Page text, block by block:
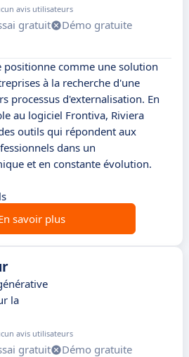
avis utilisateurs
gratuit
Démo gratuite
positionne comme une solution
à la recherche d'une
processus d'externalisation. En
au logiciel Frontiva, Riviera
outils qui répondent aux
dans un
et en constante évolution.
savoir plus
la
avis utilisateurs
gratuit
Démo gratuite